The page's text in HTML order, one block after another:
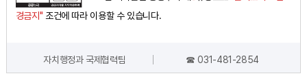
경금지" 조건에 따라 이용할 수 있습니다.
자치행정과 국제협력팀 ☎ 031-481-2854